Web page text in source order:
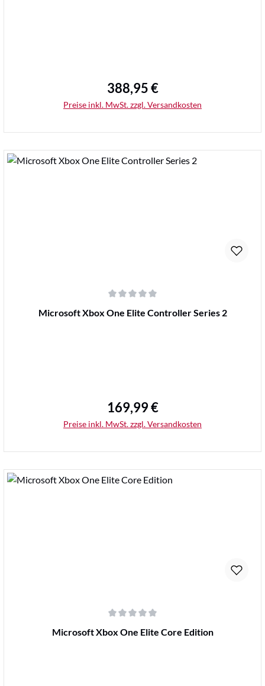
Regulärer Preis:
388,95 €
Preise inkl. MwSt. zzgl. Versandkosten
Durchschnittliche Bewertung von 0 von 5 Sternen
Microsoft Xbox One Elite Controller Series 2
Regulärer Preis:
169,99 €
Preise inkl. MwSt. zzgl. Versandkosten
Durchschnittliche Bewertung von 0 von 5 Sternen
Microsoft Xbox One Elite Core Edition